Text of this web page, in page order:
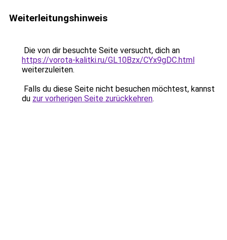
Weiterleitungshinweis
Die von dir besuchte Seite versucht, dich an
https://vorota-kalitki.ru/GL10Bzx/CYx9gDC.html
weiterzuleiten.
Falls du diese Seite nicht besuchen möchtest, kannst
du zur vorherigen Seite zurückkehren.